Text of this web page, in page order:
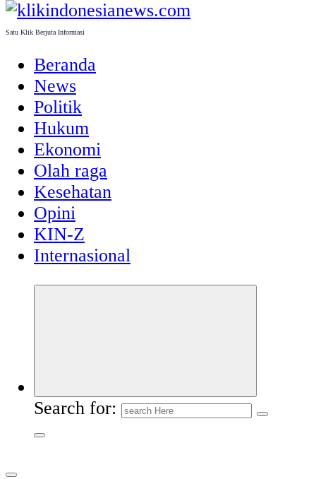
Satu Klik Berjuta Informasi
Beranda
News
Politik
Hukum
Ekonomi
Olah raga
Kesehatan
Opini
KIN-Z
Internasional
Search for: